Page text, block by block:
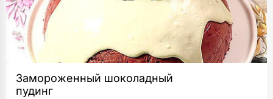
Замороженный шоколадный
пудинг